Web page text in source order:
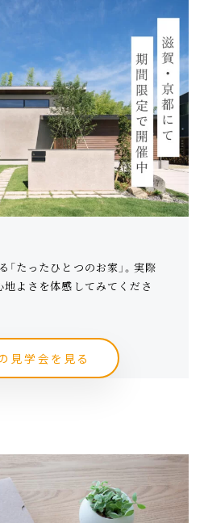
たったひとつのお家」。実際
地よさを体感してみてくださ
見学会を見る